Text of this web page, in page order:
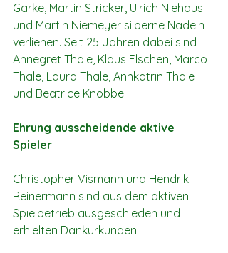
Gärke, Martin Stricker, Ulrich Niehaus
und Martin Niemeyer silberne Nadeln
verliehen. Seit 25 Jahren dabei sind
Annegret Thale, Klaus Elschen, Marco
Thale, Laura Thale, Annkatrin Thale
und Beatrice Knobbe.
Ehrung ausscheidende aktive
Spieler
Christopher Vismann und Hendrik
Reinermann sind aus dem aktiven
Spielbetrieb ausgeschieden und
erhielten Dankurkunden.